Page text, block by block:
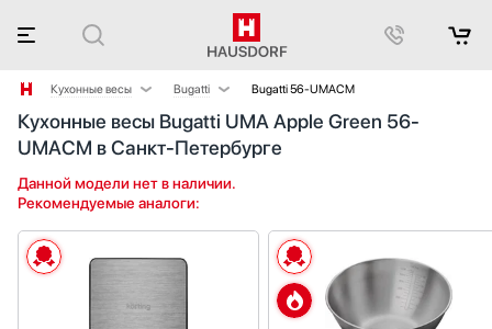
Кухонные весы
Аксессуары
Аксессуары и принадлежности
Акустические системы
Аромастанции
Барбекю
Беспроводные акустические системы
Вакуумные упаковщики
Bugatti
Korting
Smeg
Bugatti 56-UMACM
Кухонные весы Bugatti UMA Apple Green 56-
UMACM в Санкт-Петербурге
Данной модели нет в наличии.
Рекомендуемые аналоги: